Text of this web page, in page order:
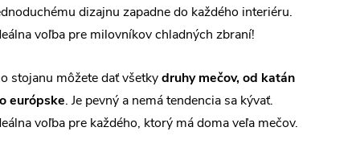
dizajnu zapadne do každého interiéru.
voľba pre milovníkov chladných zbraní!
stojanu môžete dať všetkydruhy mečov, od katán
európske. Je pevný a nemá tendencia sa kývať.
voľba pre každého, ktorý má doma veľa mečov.